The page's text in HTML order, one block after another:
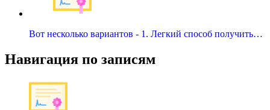
Вот несколько вариантов - 1. Легкий способ получить…
Навигация по записям